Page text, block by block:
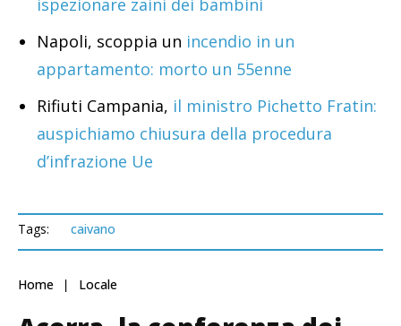
ispezionare zaini dei bambini
Napoli, scoppia un incendio in un
appartamento: morto un 55enne
Rifiuti Campania, il ministro Pichetto Fratin:
auspichiamo chiusura della procedura
d’infrazione Ue
Tags: caivano
Home Locale